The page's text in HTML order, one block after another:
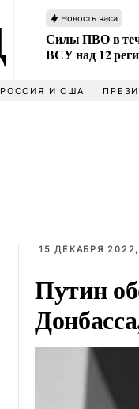
Новость часа
Силы ПВО в
ВСУ над 12
РОССИЯ И США
15 ДЕКАБРЯ
Путин